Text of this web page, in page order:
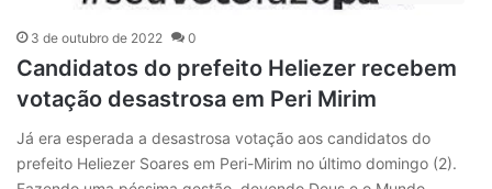
3 de outubro de 2022 0
Candidatos do prefeito Heliezer recebem
votação desastrosa em Peri Mirim
Já era esperada a desastrosa votação aos candidatos do
prefeito Heliezer Soares em Peri-Mirim no último domingo (2).